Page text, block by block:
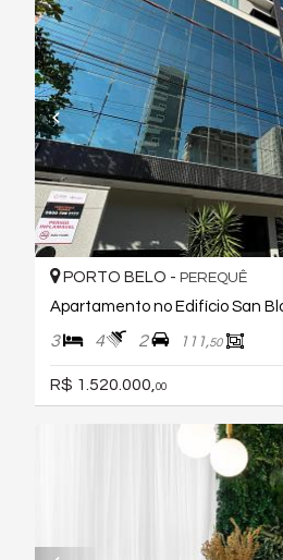
PORTO BELO - PEREQUÊ
3 4 2 111,50
R$ 1.520.000, 00